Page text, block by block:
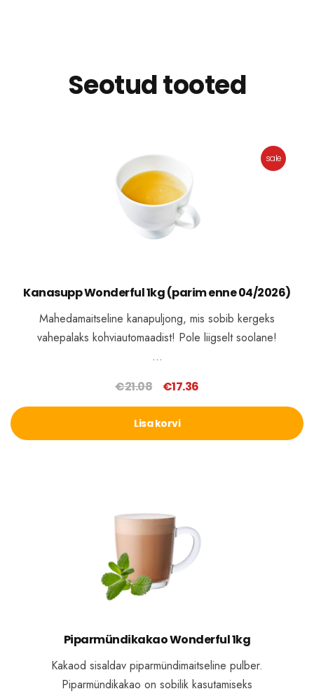
Seotud tooted
sale
Kanasupp Wonderful 1kg (parim enne 04/2026)
Mahedamaitseline kanapuljong, mis sobib kergeks
vahepalaks kohviautomaadist! Pole liigselt soolane!
…
€21.08
Algne
hind
oli:
€21.08.
€17.36
hind
€17.36.
Lisa korvi
Piparmündikakao Wonderful 1kg
Kakaod sisaldav piparmündimaitseline pulber.
Piparmündikakao on sobilik kasutamiseks